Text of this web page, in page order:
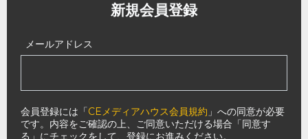
新規会員登録
メールアドレス
会員登録には「CEメディアハウス会員規約 」への同意が必要
です。内容をご確認の上、ご同意いただける場合「同意す
る」にチェックをして、登録にお進みください。